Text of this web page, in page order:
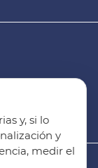

y, si lo
y
medir el